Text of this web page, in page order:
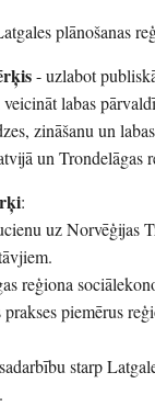
plānošanas
- uzlabot
labas
zināšanu un
un Trondelāgas
:
uz Norvēģijas
reģiona
piemērus
starp